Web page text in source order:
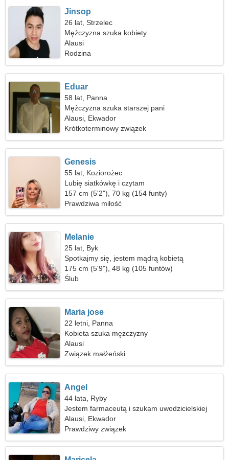
Jinsop
26 lat, Strzelec
Mężczyzna szuka kobiety
Alausi
Rodzina
Eduar
58 lat, Panna
Mężczyzna szuka starszej pani
Alausi, Ekwador
Krótkoterminowy związek
Genesis
55 lat, Koziorożec
Lubię siatkówkę i czytam
157 cm (5'2"), 70 kg (154 funty)
Prawdziwa miłość
Melanie
25 lat, Byk
Spotkajmy się, jestem mądrą kobietą
175 cm (5'9"), 48 kg (105 funtów)
Ślub
Maria jose
22 letni, Panna
Kobieta szuka mężczyzny
Alausi
Związek małżeński
Angel
44 lata, Ryby
Jestem farmaceutą i szukam uwodzicielskiej
kobiety
Alausi, Ekwador
Prawdziwy związek